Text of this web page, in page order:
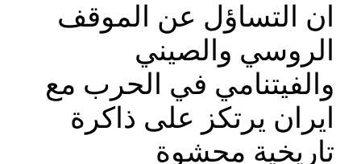
ان التساؤل عن الموقف
الروسي والصيني
والفيتنامي في الحرب مع
ايران يرتكز على ذاكرة
تاريخية محشوة